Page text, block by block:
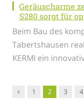
Geräuscharme
S280 sorgt für
Beim Bau des
Tabertshausen
KERMI ein
Vorgänger
1 2 3 4